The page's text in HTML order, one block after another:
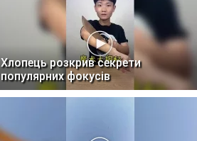
Хлопець розкрив секрети
популярних фокусів